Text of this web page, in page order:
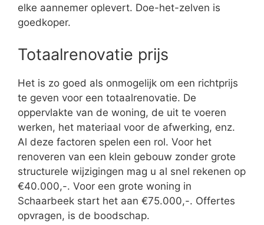
elke aannemer oplevert. Doe-het-zelven is
goedkoper.
Totaalrenovatie prijs
Het is zo goed als onmogelijk om een richtprijs
te geven voor een totaalrenovatie. De
oppervlakte van de woning, de uit te voeren
werken, het materiaal voor de afwerking, enz.
Al deze factoren spelen een rol. Voor het
renoveren van een klein gebouw zonder grote
structurele wijzigingen mag u al snel rekenen op
€40.000,-. Voor een grote woning in
Schaarbeek start het aan €75.000,-. Offertes
opvragen, is de boodschap.